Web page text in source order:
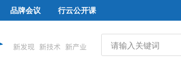
品牌会议 行云公开课